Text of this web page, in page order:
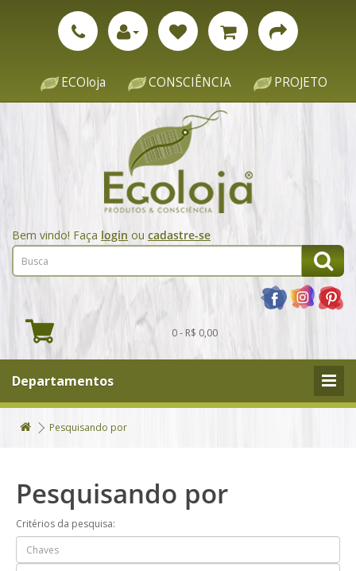
ECOloja CONSCIÊNCIA PROJETO
Bem vindo! Faça login ou cadastre-se
0 - R$ 0,00
Departamentos
Pesquisando por
Pesquisando por
Critérios da pesquisa: